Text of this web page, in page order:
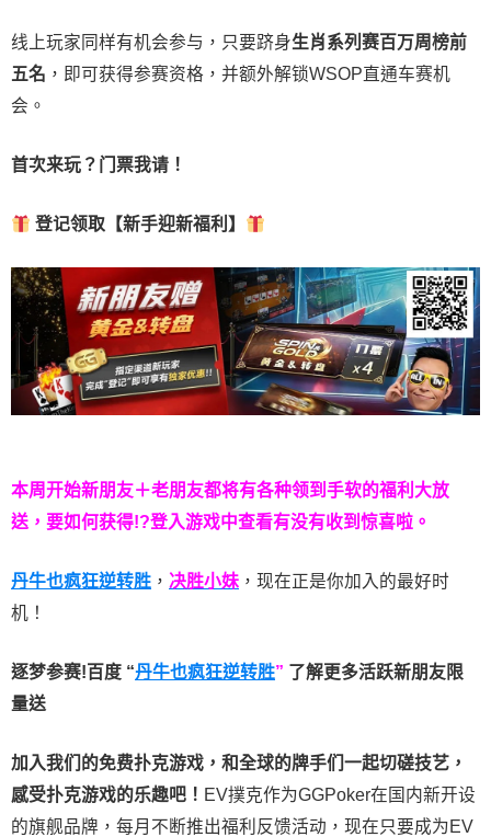
线上玩家同样有机会参与，只要跻身生肖系列赛百万周榜前
五名 ，即可获得参赛资格，并额外解锁WSOP直通车赛机
会。
首次来玩？门票我请！
登记领取【新手迎新福利】
本周开始新朋友＋老朋友都将有各种领到手软的福利大放
送，要如何获得!?登入游戏中查看有没有收到惊喜啦。
丹牛也疯狂逆转胜 ， 决胜小妹 ，现在正是你加入的最好时
机！
逐梦参赛!百度 “丹牛也疯狂逆转胜” 了解更多活跃新朋友限
量送
加入我们的免费扑克游戏，和全球的牌手们一起切磋技艺，
感受扑克游戏的乐趣吧！ EV撲克作为GGPoker在国内新开设
的旗舰品牌，每月不断推出福利反馈活动，现在只要成为EV